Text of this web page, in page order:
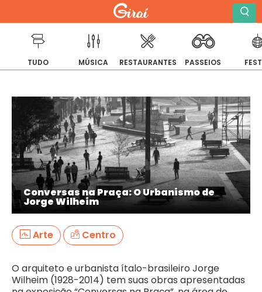
para
conteúdo
TUDO MÚSICA RESTAURANTES PASSEIOS
Conversas na Praça: O Urbanismo de
Jorge Wilheim
Arte Centro
O arquiteto e urbanista ítalo-brasileiro Jorge
Wilheim (1928-2014) tem suas obras apresentadas